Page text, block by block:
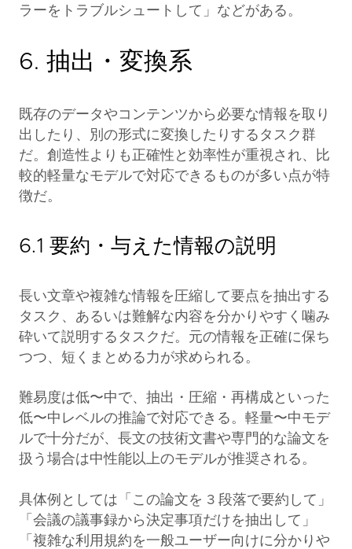
ラーをトラブルシュートして」などがある。
6. 抽出・変換系
既存のデータやコンテンツから必要な情報を取り
出したり、別の形式に変換したりするタスク群
だ。創造性よりも正確性と効率性が重視され、比
較的軽量なモデルで対応できるものが多い点が特
徴だ。
6.1 要約・与えた情報の説明
長い文章や複雑な情報を圧縮して要点を抽出する
タスク、あるいは難解な内容を分かりやすく噛み
砕いて説明するタスクだ。元の情報を正確に保ち
つつ、短くまとめる力が求められる。
難易度は低〜中で、抽出・圧縮・再構成といった
低〜中レベルの推論で対応できる。軽量〜中モデ
ルで十分だが、長文の技術文書や専門的な論文を
扱う場合は中性能以上のモデルが推奨される。
具体例としては「この論文を 3 段落で要約して」
「会議の議事録から決定事項だけを抽出して」
「複雑な利用規約を一般ユーザー向けに分かりや